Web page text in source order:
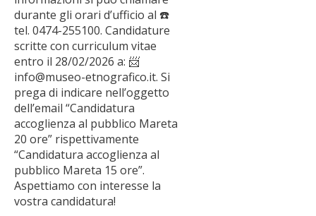
durante gli orari d’ufficio al ☎️
tel. 0474-255100. Candidature
scritte con curriculum vitae
entro il 28/02/2026 a: 📨
info@museo-etnografico.it. Si
prega di indicare nell’oggetto
dell’email “Candidatura
accoglienza al pubblico Mareta
20 ore” rispettivamente
“Candidatura accoglienza al
pubblico Mareta 15 ore”.
Aspettiamo con interesse la
vostra candidatura!